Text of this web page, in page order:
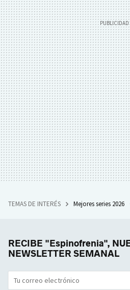
TEMAS DE INTERÉS Mejores series 2026
RECIBE "Espinofrenia",
NEWSLETTER SEMANAL